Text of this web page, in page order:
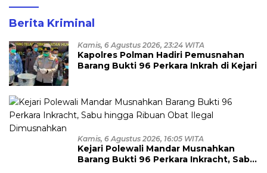
Berita Kriminal
Kamis, 6 Agustus 2026, 23:24 WITA
Kapolres Polman Hadiri Pemusnahan
Barang Bukti 96 Perkara Inkrah di Kejari
Kamis, 6 Agustus 2026, 16:05 WITA
Kejari Polewali Mandar Musnahkan
Barang Bukti 96 Perkara Inkracht, Sabu